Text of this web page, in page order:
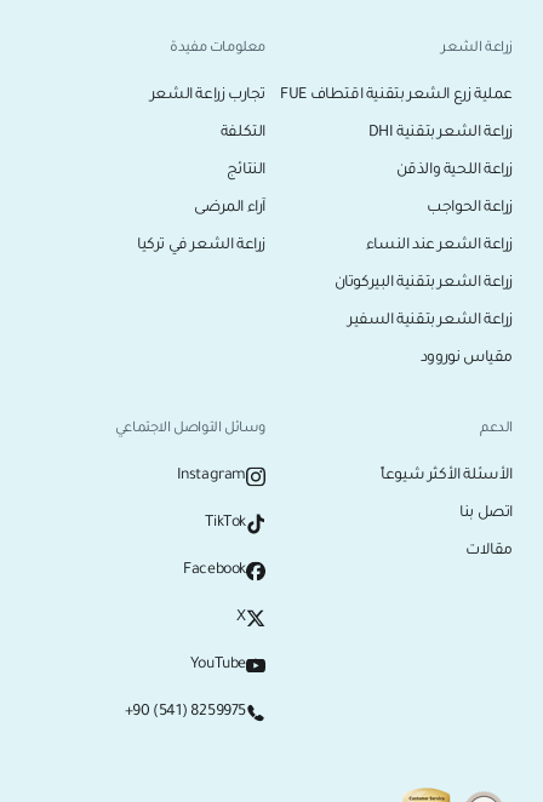
زراعة الشعر
عملية زرع الشعر بتقنية اقتطاف FUE
زراعة الشعر بتقنية DHI
زراعة اللحية والذقن
زراعة الحواجب
زراعة الشعر عند النساء
زراعة الشعر بتقنية البيركوتان
زراعة الشعر بتقنية السفير
مقياس نوروود
معلومات مفيدة
تجارب زراعة الشعر
التكلفة
النتائج
آراء المرضى
زراعة الشعر في تركيا
الدعم
الأسئلة الأكثر شيوعاً
اتصل بنا
مقالات
وسائل التواصل الاجتماعي
Instagram
TikTok
Facebook
X
YouTube
+90 (541) 8259975